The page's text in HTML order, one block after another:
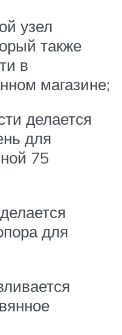
узел
также
в
магазине;
делается
для
75
для